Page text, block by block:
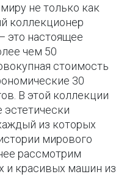
не только как
коллекционер
это настоящее
чем 50
стоимость
30
В этой коллекции
из которых
мирового
рассмотрим
и красивых машин из